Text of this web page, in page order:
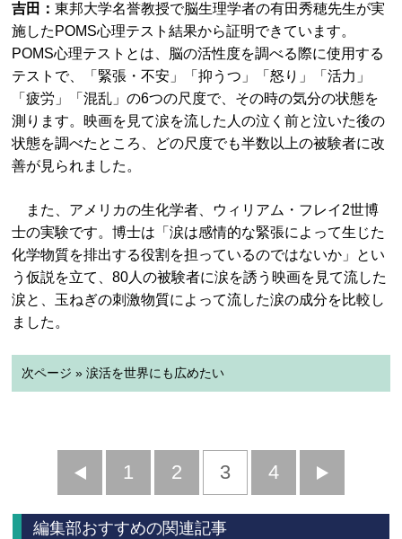
吉田：東邦大学名誉教授で脳生理学者の有田秀穂先生が実
施したPOMS心理テスト結果から証明できています。
POMS心理テストとは、脳の活性度を調べる際に使用する
テストで、「緊張・不安」「抑うつ」「怒り」「活力」
「疲労」「混乱」の6つの尺度で、その時の気分の状態を
測ります。映画を見て涙を流した人の泣く前と泣いた後の
状態を調べたところ、どの尺度でも半数以上の被験者に改
善が見られました。
また、アメリカの生化学者、ウィリアム・フレイ2世博
士の実験です。博士は「涙は感情的な緊張によって生じた
化学物質を排出する役割を担っているのではないか」とい
う仮説を立て、80人の被験者に涙を誘う映画を見て流した
涙と、玉ねぎの刺激物質によって流した涙の成分を比較し
ました。
次ページ » 涙活を世界にも広めたい
前
へ
1 2 3 4
へ
編集部おすすめの関連記事